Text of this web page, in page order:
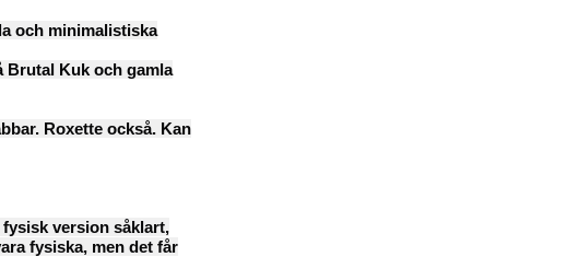
och minimalistiska
Brutal Kuk och gamla
Roxette också. Kan
version såklart,
fysiska, men det får